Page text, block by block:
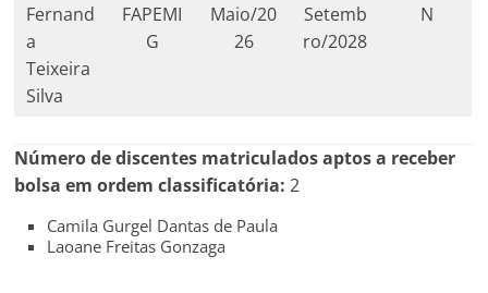
Fernand
a
Teixeira
Silva
FAPEMI
G
Maio/20
26
Setemb
ro/2028
N
Número de discentes matriculados aptos a receber
bolsa em ordem classificatória: 2
Camila Gurgel Dantas de Paula
Laoane Freitas Gonzaga